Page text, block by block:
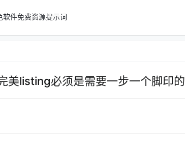
软件免费资源提示词
美listing必须是需要一步一个脚印的